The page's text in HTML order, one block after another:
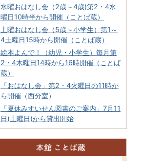
水曜おはなし会（2歳～4歳)第2・4水
曜日10時半から開催（ことば蔵）
土曜おはなし会（5歳～小学生）第1～
4土曜日15時から開催（ことば蔵）
絵本よんで！（幼児・小学生）毎月第
2・4木曜日14時から16時開催（ことば
蔵）
「おはなし会」第2・4火曜日の11時か
ら開催（西分室）
「夏休みすいせん図書のご案内」7月11
日(土曜日)から貸出開始